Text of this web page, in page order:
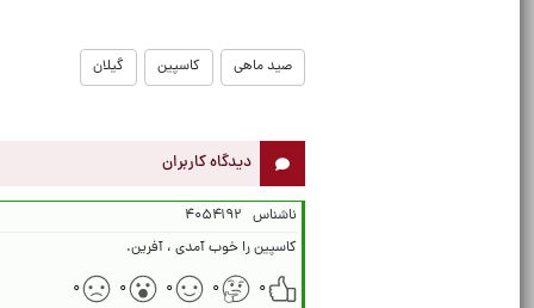
صید ماهی کاسپین گیلان
دیدگاه کاربران
ناشناس ۴۰۵۴۱۹۲
کاسپین را خوب آمدی ، آفرین.
۰
۰ ۰ ۰ ۰